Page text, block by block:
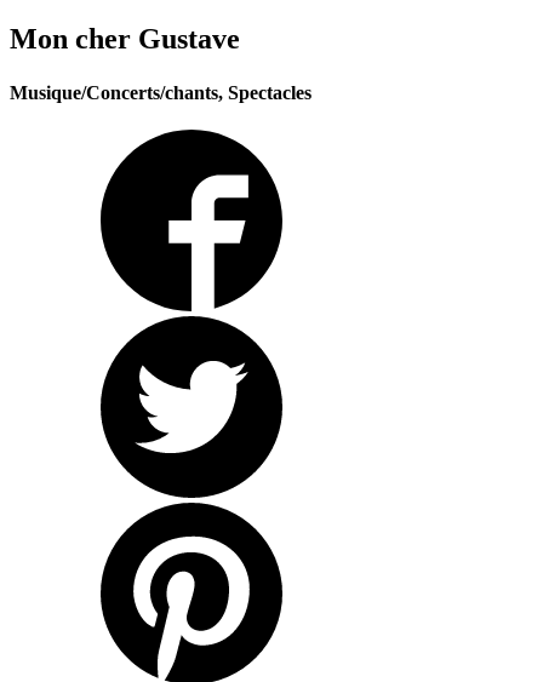
Mon cher Gustave
Musique/Concerts/chants, Spectacles